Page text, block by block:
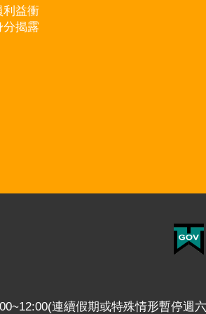
利益衝
分揭露
連續假期或特殊情形暫停週